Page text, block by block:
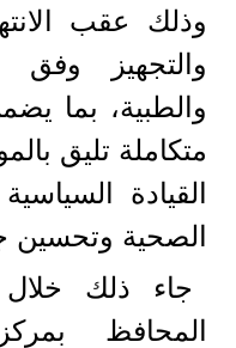
وذلك عقب
والتجهيز وفق
والطبية، بما
متكاملة تليق
القيادة
الصحية وتحسين
جاء ذلك خلال
المحافظ